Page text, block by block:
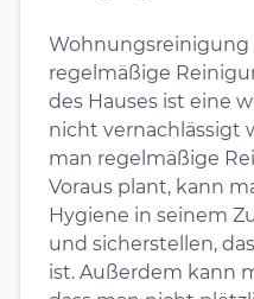
Wohnungsreinigung
regelmäßige
des Hauses ist eine
nicht vernachlässigt
man regelmäßige
Voraus plant, kann
Hygiene in seinem
und sicherstellen,
ist. Außerdem kann